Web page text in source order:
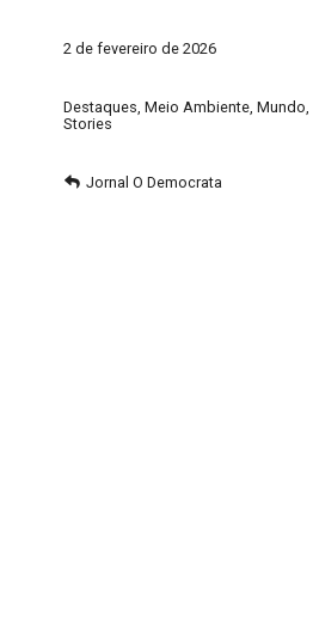
2 de fevereiro de 2026
Destaques, Meio Ambiente, Mundo,
Stories
Jornal O Democrata